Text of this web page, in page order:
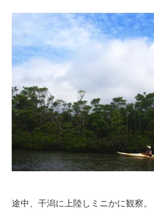
途中、干潟に上陸しミニかに観察。